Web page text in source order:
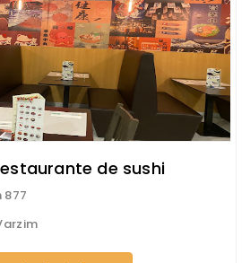
de sushi
877